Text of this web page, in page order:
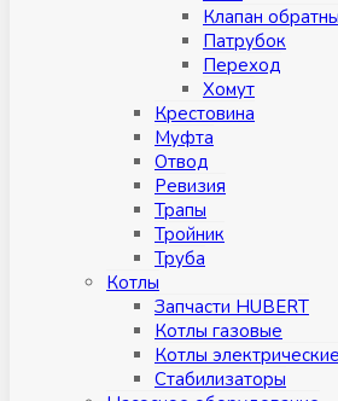
Клапан
Патрубок
Переход
Хомут
Крестовина
Муфтa
Отвод
Ревизия
Трапы
Тройник
Труба
Котлы
Запчасти HUBERT
Котлы газовые
Котлы электрические
Стабилизаторы